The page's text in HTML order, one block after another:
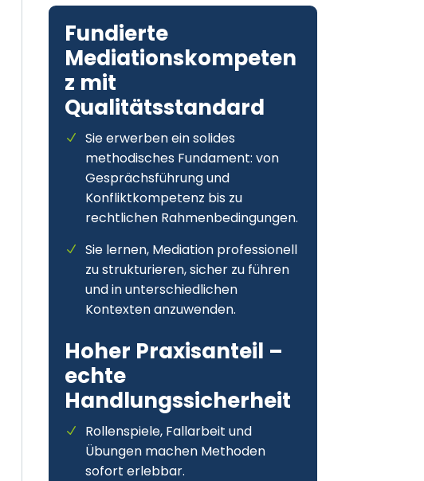
Fundierte
Mediationskompeten
z mit
Qualitätsstandard
Sie erwerben ein solides
methodisches Fundament: von
Gesprächsführung und
Konfliktkompetenz bis zu
rechtlichen Rahmenbedingungen.
Sie lernen, Mediation professionell
zu strukturieren, sicher zu führen
und in unterschiedlichen
Kontexten anzuwenden.
Hoher Praxisanteil –
echte
Handlungssicherheit
Rollenspiele, Fallarbeit und
Übungen machen Methoden
sofort erlebbar.